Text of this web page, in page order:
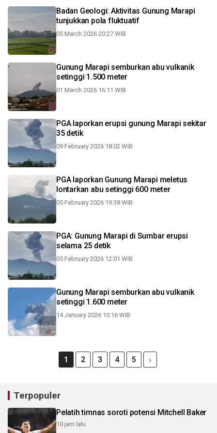
Badan Geologi: Aktivitas Gunung Marapi
tunjukkan pola fluktuatif
05 March 2026 20:27 WIB
Gunung Marapi semburkan abu vulkanik
setinggi 1.500 meter
01 March 2026 16:11 WIB
PGA laporkan erupsi gunung Marapi sekitar
35 detik
09 February 2026 18:02 WIB
PGA laporkan Gunung Marapi meletus
lontarkan abu setinggi 600 meter
05 February 2026 19:38 WIB
PGA: Gunung Marapi di Sumbar erupsi
selama 25 detik
05 February 2026 12:01 WIB
Gunung Marapi semburkan abu vulkanik
setinggi 1.600 meter
14 January 2026 10:16 WIB
1 2 3 4 5
Terpopuler
Pelatih timnas soroti potensi Mitchell Baker
10 jam lalu